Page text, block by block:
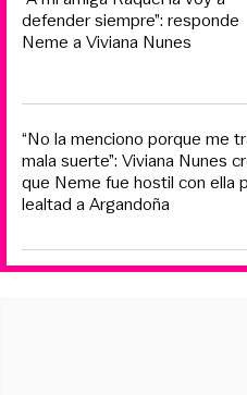
defender siempre”: responde
Neme a Viviana Nunes
“No la menciono porque me
mala suerte”: Viviana Nunes
que Neme fue hostil con ella
lealtad a Argandoña